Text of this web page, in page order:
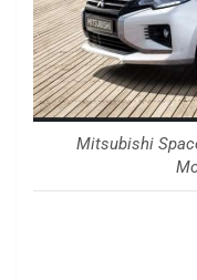
Mitsubishi